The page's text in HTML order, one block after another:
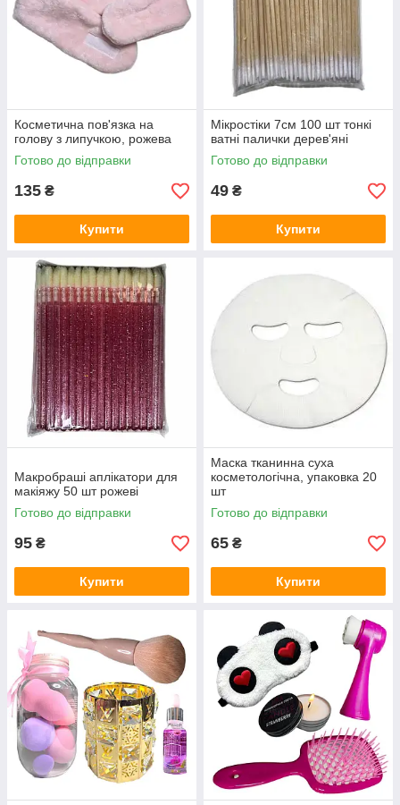
Косметична пов'язка на
голову з липучкою, рожева
Готово до відправки
135 ₴
Купити
Мікростіки 7см 100 шт тонкі
ватні палички дерев'яні
Готово до відправки
49 ₴
Купити
Макробраші аплікатори для
макіяжу 50 шт рожеві
Готово до відправки
95 ₴
Купити
Маска тканинна суха
косметологічна, упаковка 20
шт
Готово до відправки
65 ₴
Купити